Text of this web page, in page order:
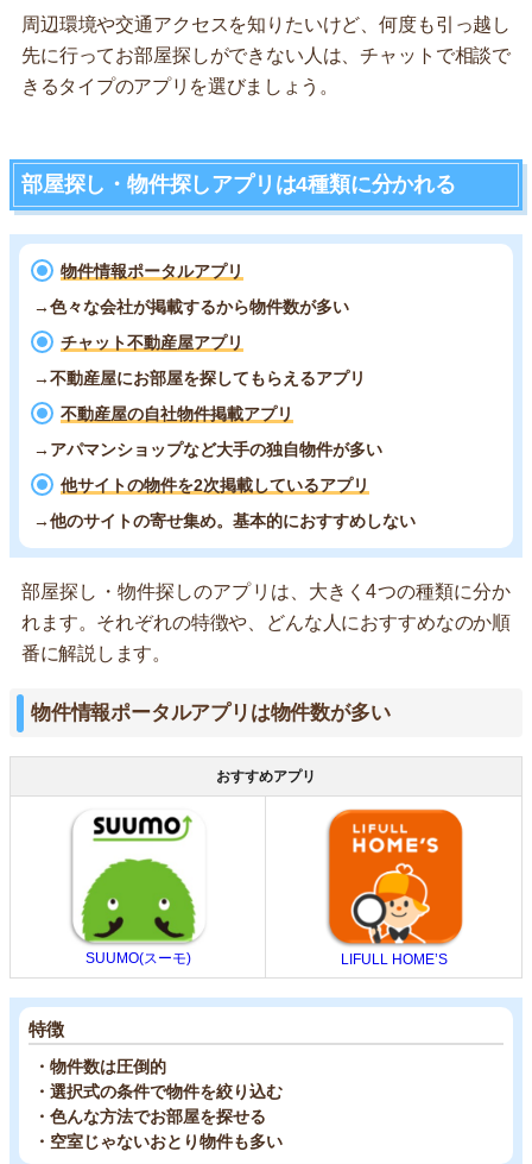
周辺環境や交通アクセスを知りたいけど、何度も引っ越し
先に行ってお部屋探しができない人は、チャットで相談で
きるタイプのアプリを選びましょう。
部屋探し・物件探しアプリは4種類に分かれる
物件情報ポータルアプリ
→色々な会社が掲載するから物件数が多い
チャット不動産屋アプリ
→不動産屋にお部屋を探してもらえるアプリ
不動産屋の自社物件掲載アプリ
→アパマンショップなど大手の独自物件が多い
他サイトの物件を2次掲載しているアプリ
→他のサイトの寄せ集め。基本的におすすめしない
部屋探し・物件探しのアプリは、大きく4つの種類に分か
れます。それぞれの特徴や、どんな人におすすめなのか順
番に解説します。
物件情報ポータルアプリは物件数が多い
おすすめアプリ
SUUMO(スーモ) LIFULL HOME’S
特徴
・物件数は圧倒的
・選択式の条件で物件を絞り込む
・色んな方法でお部屋を探せる
・空室じゃないおとり物件も多い